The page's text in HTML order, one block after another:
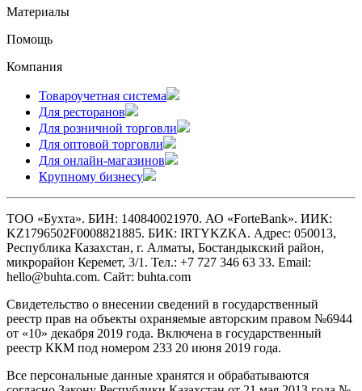
Материалы
Помощь
Компания
Товароучетная система
Для ресторанов
Для розничной торговли
Для оптовой торговли
Для онлайн-магазинов
Крупному бизнесу
ТОО «Бухта». БИН: 140840021970. АО «ForteBank». ИИК:
KZ1796502F0008821885. БИК: IRTYKZKA. Адрес: 050013,
Республика Казахстан, г. Алматы, Бостандыкский район,
микрорайон Керемет, 3/1. Тел.: +7 727 346 63 33. Email:
hello@buhta.com. Сайт: buhta.com
Свидетельство о внесении сведений в государственный
реестр прав на объекты охраняемые авторским правом №6944
от «10» декабря 2019 года. Включена в государственный
реестр ККМ под номером 233 20 июня 2019 года.
Все персональные данные хранятся и обрабатываются